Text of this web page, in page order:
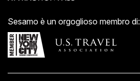
Sesamo è un orgoglioso membro di: